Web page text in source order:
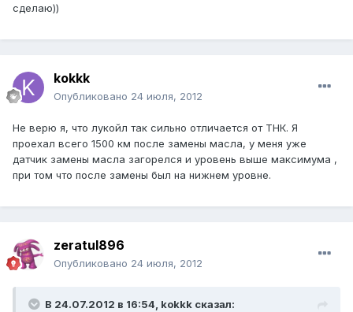
сделаю))
kokkk
Опубликовано 24 июля, 2012
Не верю я, что лукойл так сильно отличается от ТНК. Я
проехал всего 1500 км после замены масла, у меня уже
датчик замены масла загорелся и уровень выше максимума ,
при том что после замены был на нижнем уровне.
zeratul896
Опубликовано 24 июля, 2012
В 24.07.2012 в 16:54, kokkk сказал: